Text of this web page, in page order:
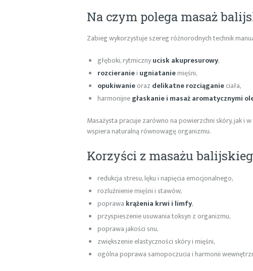
Na czym polega masaż
Zabieg wykorzystuje szereg różnorodnych technik
głęboki, rytmicznyucisk akupresurowy,
rozcieraniei ugniataniemięśni,
opukiwanieoraz delikatne rozciąganieciała,
harmonijnegłaskanie i masaż aromatycznymi
Masażysta pracuje zarówno na powierzchni skóry, jak i
wspiera naturalną równowagę organizmu.
Korzyści z masażu
redukcja stresu, lęku i napięcia emocjonalnego,
rozluźnienie mięśni i stawów,
poprawa krążenia krwi i limfy,
przyspieszenie usuwania toksyn z organizmu,
poprawa jakości snu,
zwiększenie elastyczności skóry i mięśni,
ogólna poprawa samopoczucia i harmonii